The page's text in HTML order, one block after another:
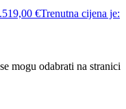
519,00 €Trenutna cijena je:
mogu odabrati na stranici